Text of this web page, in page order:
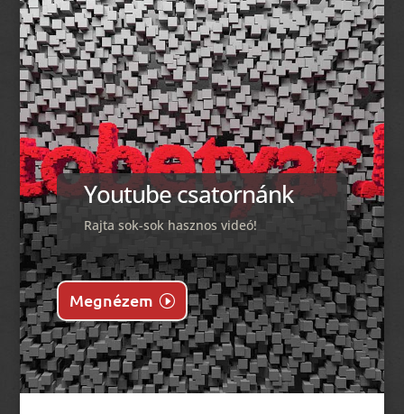
Youtube csatornánk
Rajta sok-sok hasznos videó!
Megnézem